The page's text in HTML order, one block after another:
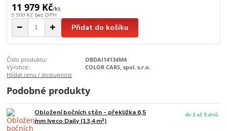
11 979 Kč/ks
9 900 Kč bez DPH
Přidat do košíku
Číslo produktu:
OBDAI14134M4
Výrobce:
COLOR CARS, spol. s.r.o.
Hlídat cenu / dostupnost
Podobné produkty
Obložení bočních stěn - překližka 6,5
mm Iveco Daily (13,4 m³)
do 3 až 5 dnů